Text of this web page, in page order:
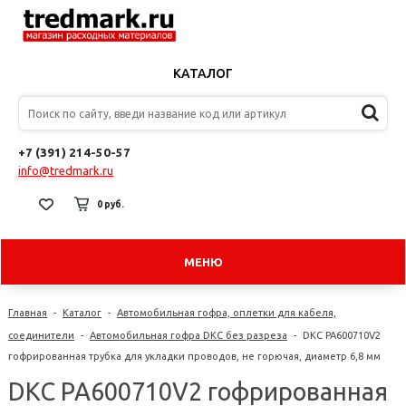
КАТАЛОГ
+7 (391) 214-50-57
info@tredmark.ru
0 руб.
МЕНЮ
Главная - Каталог - Автомобильная гофра, оплетки для кабеля,
соединители - Автомобильная гофра DKC без разреза - DKC PA600710V2
гофрированная трубка для укладки проводов, не горючая, диаметр 6,8 мм
DKC PA600710V2 гофрированная